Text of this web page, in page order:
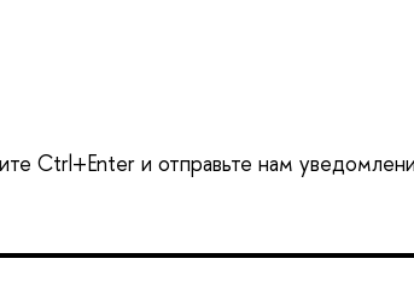
Ctrl+Enter и отправьте нам